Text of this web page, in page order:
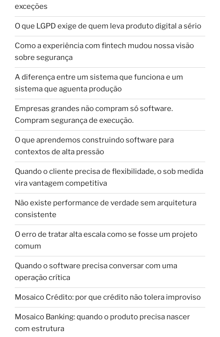
exceções
O que LGPD exige de quem leva produto digital a sério
Como a experiência com fintech mudou nossa visão
sobre segurança
A diferença entre um sistema que funciona e um
sistema que aguenta produção
Empresas grandes não compram só software.
Compram segurança de execução.
O que aprendemos construindo software para
contextos de alta pressão
Quando o cliente precisa de flexibilidade, o sob medida
vira vantagem competitiva
Não existe performance de verdade sem arquitetura
consistente
O erro de tratar alta escala como se fosse um projeto
comum
Quando o software precisa conversar com uma
operação crítica
Mosaico Crédito: por que crédito não tolera improviso
Mosaico Banking: quando o produto precisa nascer
com estrutura